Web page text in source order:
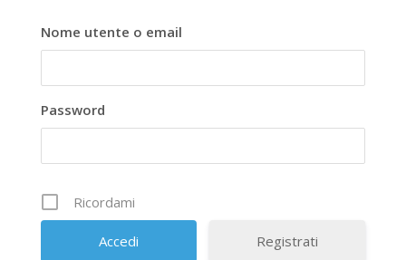
Nome utente o email
Password
Ricordami
Registrati